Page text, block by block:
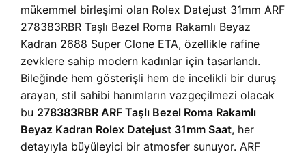
mükemmel birleşimi olan Rolex Datejust 31mm ARF
278383RBR Taşlı Bezel Roma Rakamlı Beyaz
Kadran 2688 Super Clone ETA, özellikle rafine
zevklere sahip modern kadınlar için tasarlandı.
Bileğinde hem gösterişli hem de incelikli bir duruş
arayan, stil sahibi hanımların vazgeçilmezi olacak
bu 278383RBR ARF Taşlı Bezel Roma Rakamlı
Beyaz Kadran Rolex Datejust 31mm Saat, her
detayıyla büyüleyici bir atmosfer sunuyor. ARF